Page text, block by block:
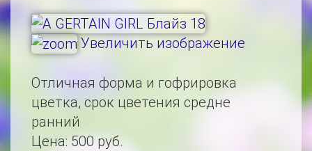
Увеличить изображение
Отличная форма и гофрировка
цветка, срок цветения средне
ранний
Цена:500 руб.